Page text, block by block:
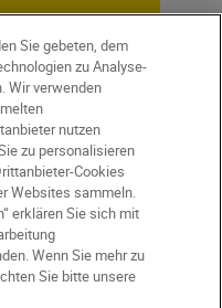
SIE
Sie gebeten, dem
zu Analyse-
Wir verwenden
nutzen
zu personalisieren
Cookies
Websites sammeln.
erklären Sie sich mit
Wenn Sie mehr zu
Sie bitte unsere